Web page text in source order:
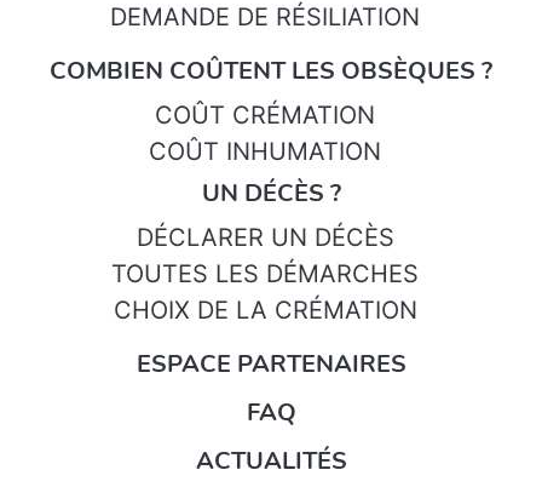
DEMANDE DE RÉSILIATION
COMBIEN COÛTENT LES OBSÈQUES ?
COÛT CRÉMATION
COÛT INHUMATION
UN DÉCÈS ?
DÉCLARER UN DÉCÈS
TOUTES LES DÉMARCHES
CHOIX DE LA CRÉMATION
ESPACE PARTENAIRES
FAQ
ACTUALITÉS